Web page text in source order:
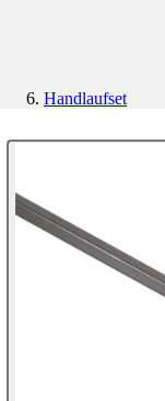
Handlaufset